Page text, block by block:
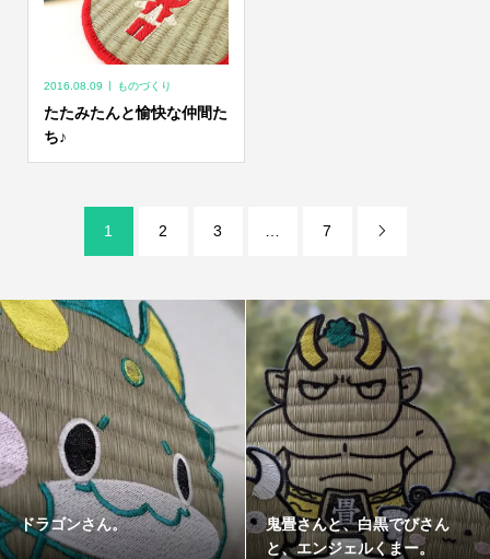
2016.08.09 ものづくり
たたみたんと愉快な仲間た
ち♪
1 2 3 7 
ドラゴンさん。
鬼畳さんと、白黒でびさん
と、エンジェルくまー。